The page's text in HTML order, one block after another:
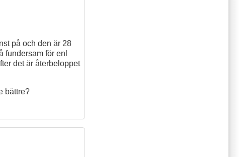
på och den är 28
fundersam för enl
det är återbeloppet
bättre?